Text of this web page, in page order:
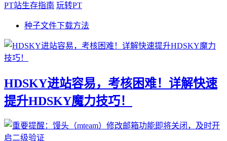
PT站生存指南 玩转PT
种子文件下载方法
HDSKY进站容易，考核困难！详解快速
提升HDSKY魔力技巧！